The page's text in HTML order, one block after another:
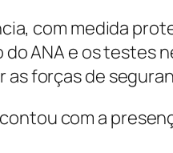
com medida
ANA e os testes
forças de
com a